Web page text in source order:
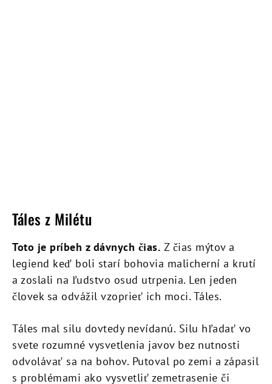
Táles z Milétu
Toto je príbeh z dávnych čias. Z čias mýtov a
legiend keď boli starí bohovia malicherní a krutí
a zoslali na ľudstvo osud utrpenia. Len jeden
človek sa odvážil vzoprieť ich moci. Táles.
Táles mal silu dovtedy nevídanú. Silu hľadať vo
svete rozumné vysvetlenia javov bez nutnosti
odvolávať sa na bohov. Putoval po zemi a zápasil
s problémami ako vysvetliť zemetrasenie či